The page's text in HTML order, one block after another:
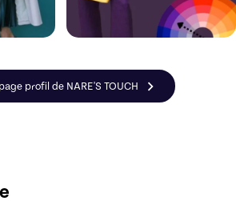
profil de NARE'S TOUCH